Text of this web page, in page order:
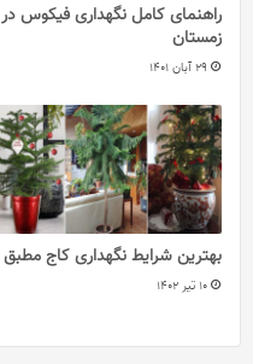
راهنمای کامل نگهداری فیکوس در
زمستان
29 آبان 1401
بهترین شرایط نگهداری کاج مطبق
10 تیر 1402